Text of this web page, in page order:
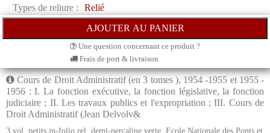
Types de reliure :
Relié
Une question concernant ce produit ?
Frais de port & livraison
Cours de Droit Administratif (en 3 tomes ), 1954 -1955 et 1955 -
1956 : I. La fonction exécutive, la fonction législative, la fonction
judiciaire ; II. Les travaux publics et l'expropriation ; III. Cours de
Droit Administratif (Jean Delvolv&
3 vol. petits in-folio rel. demi-percaline verte, Ecole Nationale des Ponts et